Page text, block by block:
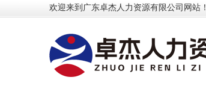
欢迎来到广东卓杰人力资源有限公司网站！